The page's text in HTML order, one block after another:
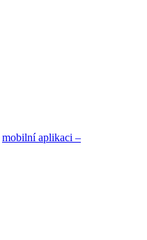
mobilní aplikaci –